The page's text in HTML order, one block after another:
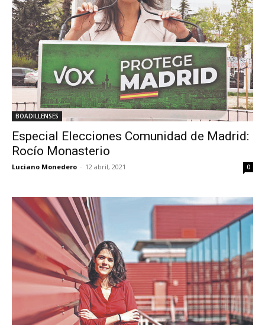
BOADILLENSES
Especial Elecciones Comunidad de Madrid:
Rocío Monasterio
Luciano Monedero - 12 abril, 2021 0